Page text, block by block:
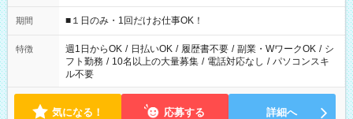
etc ★最短で3時間で5,120円のお仕事から 15時間で2万円近く稼
げるお仕事も！ ご希望のお時間に合わせてご紹介！ ※シフトは
ください！
期間 ■１日のみ・1回だけお仕事OK！
特徴 週1日からOK / 日払いOK / 履歴書不要 / 副業・WワークOK / シ
フト勤務 / 10名以上の大量募集 / 電話対応なし / パソコンスキ
ル不要
気になる！ 応募する 詳細へ